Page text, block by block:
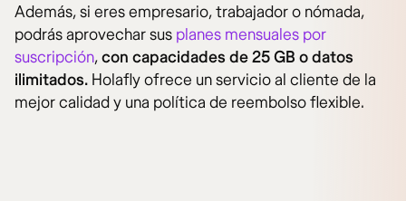
Además, si eres empresario, trabajador o nómada,
podrás aprovechar sus planes mensuales por
suscripción,con capacidades de 25 GB o datos
ilimitados. Holafly ofrece un servicio al cliente de la
mejor calidad y una política de reembolso flexible.